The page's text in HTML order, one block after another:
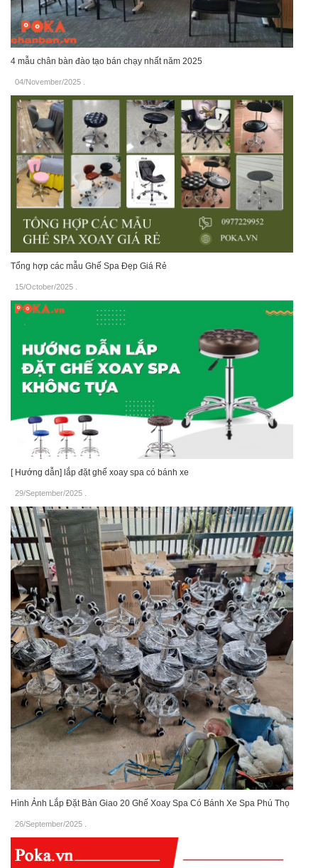
4 mẫu chân bàn đào tạo bán chạy nhất năm 2025
04/November/2025
Tổng hợp các mẫu Ghế Spa Đẹp Giá Rẻ
15/October/2025
[ Hướng dẫn] lắp đặt ghế xoay spa có bánh xe
29/September/2025 .
Hình Ảnh Lắp Đặt Bàn Giao 20 Ghế Xoay Spa Có Bánh Xe Spa Phú Thọ
26/September/2025 .